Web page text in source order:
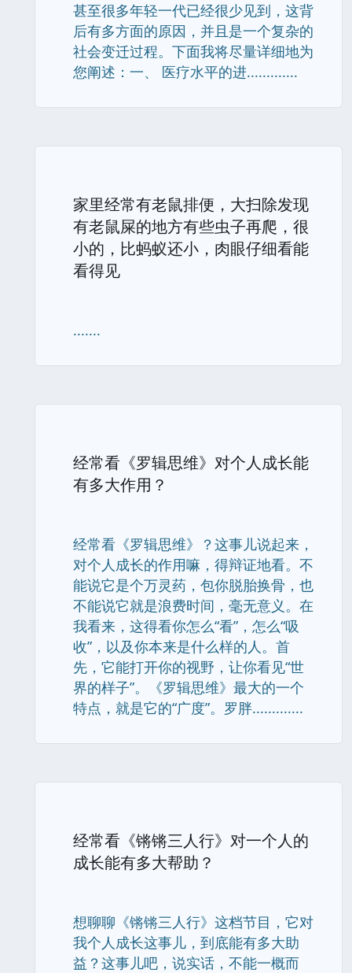
甚至很多年轻一代已经很少见到，这背
后有多方面的原因，并且是一个复杂的
社会变迁过程。下面我将尽量详细地为
您阐述：一、 医疗水平的进.............
家里经常有老鼠排便，大扫除发现
有老鼠屎的地方有些虫子再爬，很
小的，比蚂蚁还小，肉眼仔细看能
看得见
.......
经常看《罗辑思维》对个人成长能
有多大作用？
经常看《罗辑思维》？这事儿说起来，
对个人成长的作用嘛，得辩证地看。不
能说它是个万灵药，包你脱胎换骨，也
不能说它就是浪费时间，毫无意义。在
我看来，这得看你怎么“看”，怎么“吸
收”，以及你本来是什么样的人。首
先，它能打开你的视野，让你看见“世
界的样子”。《罗辑思维》最大的一个
特点，就是它的“广度”。罗胖.............
经常看《锵锵三人行》对一个人的
成长能有多大帮助？
想聊聊《锵锵三人行》这档节目，它对
我个人成长这事儿，到底能有多大助
益？这事儿吧，说实话，不能一概而